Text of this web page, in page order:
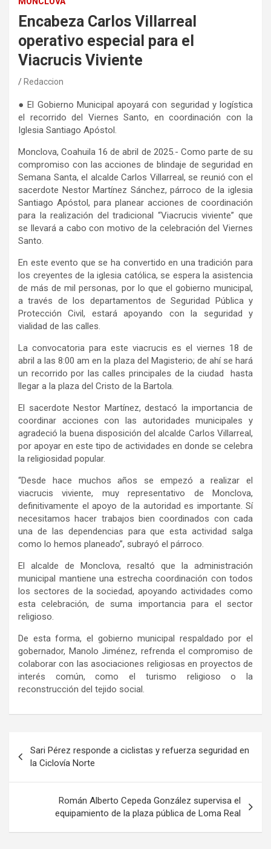
Encabeza Carlos Villarreal
operativo especial para el
Viacrucis Viviente
Redaccion
● El Gobierno Municipal apoyará con seguridad y logística
el recorrido del Viernes Santo, en coordinación con la
Iglesia Santiago Apóstol.
Monclova, Coahuila 16 de abril de 2025.- Como parte de su
compromiso con las acciones de blindaje de seguridad en
Semana Santa, el alcalde Carlos Villarreal, se reunió con el
sacerdote Nestor Martínez Sánchez, párroco de la iglesia
Santiago Apóstol, para planear acciones de coordinación
para la realización del tradicional “Viacrucis viviente” que
se llevará a cabo con motivo de la celebración del Viernes
Santo.
En este evento que se ha convertido en una tradición para
los creyentes de la iglesia católica, se espera la asistencia
de más de mil personas, por lo que el gobierno municipal,
a través de los departamentos de Seguridad Pública y
Protección Civil, estará apoyando con la seguridad y
vialidad de las calles.
La convocatoria para este viacrucis es el viernes 18 de
abril a las 8:00 am en la plaza del Magisterio; de ahí se hará
un recorrido por las calles principales de la ciudad hasta
llegar a la plaza del Cristo de la Bartola.
El sacerdote Nestor Martínez, destacó la importancia de
coordinar acciones con las autoridades municipales y
agradeció la buena disposición del alcalde Carlos Villarreal,
por apoyar en este tipo de actividades en donde se celebra
la religiosidad popular.
“Desde hace muchos años se empezó a realizar el
viacrucis viviente, muy representativo de Monclova,
definitivamente el apoyo de la autoridad es importante. Sí
necesitamos hacer trabajos bien coordinados con cada
una de las dependencias para que esta actividad salga
como lo hemos planeado”, subrayó el párroco.
El alcalde de Monclova, resaltó que la administración
municipal mantiene una estrecha coordinación con todos
los sectores de la sociedad, apoyando actividades como
esta celebración, de suma importancia para el sector
religioso.
De esta forma, el gobierno municipal respaldado por el
gobernador, Manolo Jiménez, refrenda el compromiso de
colaborar con las asociaciones religiosas en proyectos de
interés común, como el turismo religioso o la
reconstrucción del tejido social.
de
entradas
Sari Pérez responde a ciclistas y refuerza seguridad en
la Ciclovía Norte
Román Alberto Cepeda González supervisa el
equipamiento de la plaza pública de Loma Real